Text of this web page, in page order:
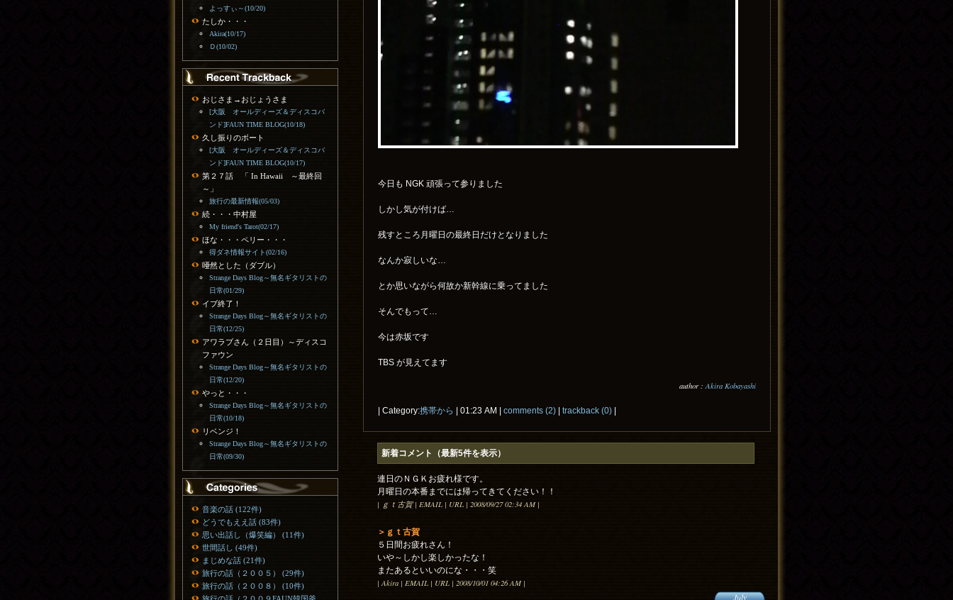
今日も NGK 頑張って参りました
しかし気が付けば…
残すところ月曜日の最終日だけとなりました
なんか寂しいな…
とか思いながら何故か新幹線に乗ってました
そんでもって…
今は赤坂です
TBS が見えてます
author :Akira Kobayashi
| Category:携帯から | 01:23 AM | comments (2) | trackback (0) |
新着コメント（最新5件を表示）
連日のＮＧＫお疲れ様です。
月曜日の本番までには帰ってきてください！！
| ｇｔ古賀 | EMAIL | URL | 2008/09/27 02:34 AM |
＞ｇｔ古賀
５日間お疲れさん！
いや～しかし楽しかったな！
またあるといいのにな・・・笑
| Akira | EMAIL | URL | 2008/10/01 04:26 AM |
July
よっすぃ～(10/20)
たしか・・・
Akira(10/17)
Ｄ(10/02)
おじさま→おじょうさま
[大阪 オールディーズ＆ディスコバ
ンド]FAUN TIME BLOG(10/18)
久し振りのボート
[大阪 オールディーズ＆ディスコバ
ンド]FAUN TIME BLOG(10/17)
第２７話 「 In Hawaii ～最終回
～」
旅行の最新情報(05/03)
続・・・中村屋
My friend's Tarot(02/17)
ほな・・・ペリー・・・
得ダネ情報サイト(02/16)
唖然とした（ダブル）
Strange Days Blog～無名ギタリストの
日常(01/29)
イブ終了！
Strange Days Blog～無名ギタリストの
日常(12/25)
アワラブさん（２日目）～ディスコ
ファウン
Strange Days Blog～無名ギタリストの
日常(12/20)
やっと・・・
Strange Days Blog～無名ギタリストの
日常(10/18)
リベンジ！
Strange Days Blog～無名ギタリストの
日常(09/30)
音楽の話 (122件)
どうでもええ話 (83件)
思い出話し（爆笑編） (11件)
世間話し (49件)
まじめな話 (21件)
旅行の話（２００５） (29件)
旅行の話（２００８） (10件)